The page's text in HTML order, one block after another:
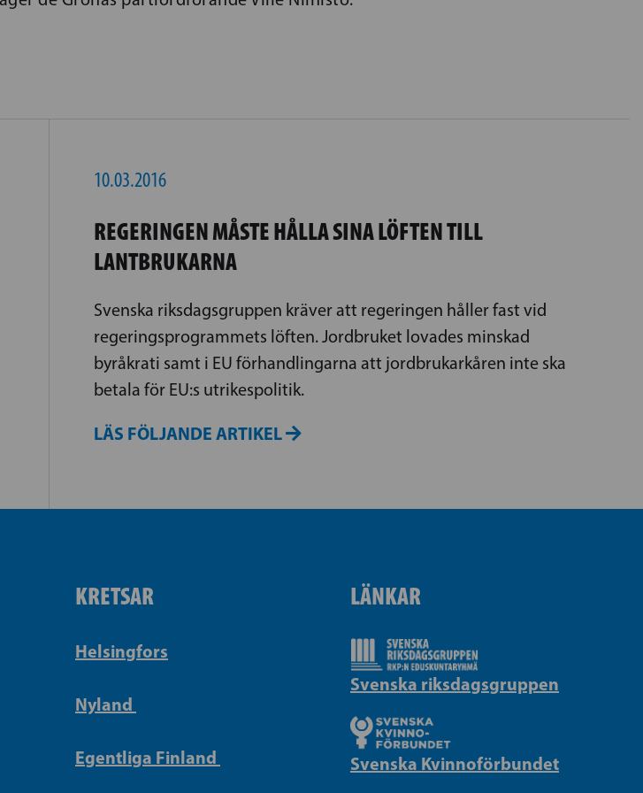
10.03.2016
REGERINGEN MÅSTE HÅLLA SINA LÖFTEN TILL
LANTBRUKARNA
Svenska riksdagsgruppen kräver att regeringen håller fast vid
regeringsprogrammets löften. Jordbruket lovades minskad
byråkrati samt i EU förhandlingarna att jordbrukarkåren inte ska
betala för EU:s utrikespolitik.
LÄS FÖLJANDE ARTIKEL
KRETSAR
Helsingfors
Nyland
Egentliga Finland
LÄNKAR
Svenska riksdagsgruppen
Svenska Kvinnoförbundet